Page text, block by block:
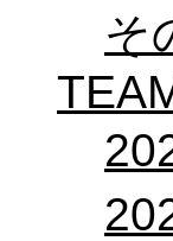
クラブ
クラブ
サステ
Web制
応援プ
そ